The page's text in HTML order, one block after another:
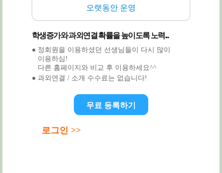
오랫동안 운영
학생증가와 과외연결 확률을 높이도록 노력...
● 정회원을 이용하셨던 선생님들이 다시 많이
이용하심!
다른 홈페이지와 비교 후 이용하세요^^
● 과외연결 / 소개 수수료는 없습니다!
무료 등록하기
로그인 >>